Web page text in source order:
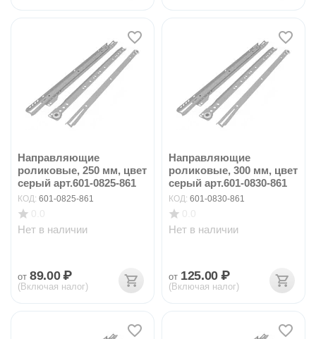
Направляющие
роликовые, 250 мм, цвет
серый арт.601-0825-861
КОД: 601-0825-861
Нет в наличии
от 89.00 ₽
(Включая налог)
Направляющие
роликовые, 300 мм, цвет
серый арт.601-0830-861
КОД: 601-0830-861
Нет в наличии
от 125.00 ₽
(Включая налог)